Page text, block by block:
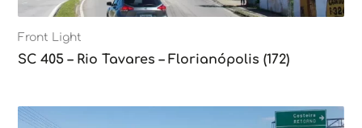
Front Light
SC 405 – Rio Tavares – Florianópolis (172)